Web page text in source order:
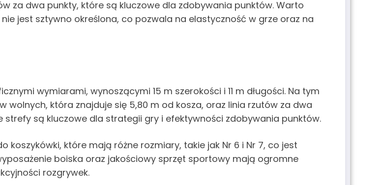
za dwa punkty, które są kluczowe dla zdobywania punktów. Warto
jest sztywno określona, co pozwala na elastyczność w grze oraz na
wymiarami, wynoszącymi 15 m szerokości i 11 m długości. Na tym
wolnych, która znajduje się 5,80 m od kosza, oraz linia rzutów za dwa
są kluczowe dla strategii gry i efektywności zdobywania punktów.
koszykówki, które mają różne rozmiary, takie jak Nr 6 i Nr 7, co jest
boiska oraz jakościowy sprzęt sportowy mają ogromne
rozgrywek.